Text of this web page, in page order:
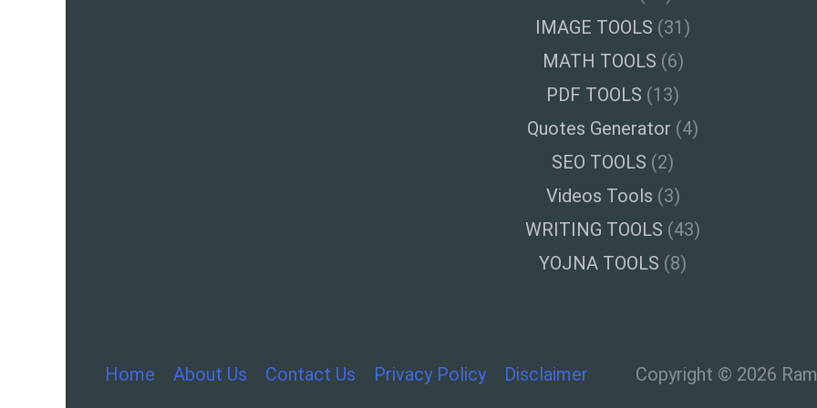
IMAGE TOOLS (31)
MATH TOOLS (6)
PDF TOOLS (13)
Quotes Generator (4)
SEO TOOLS (2)
Videos Tools (3)
WRITING TOOLS (43)
YOJNA TOOLS (8)
Home About Us Contact Us Privacy Policy Disclaimer Copyright © 2026